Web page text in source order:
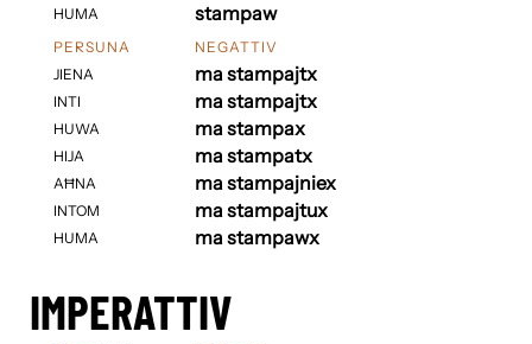
HUMA
stampaw
PERSUNA
JIENA
INTI
HUWA
HIJA
AĦNA
INTOM
HUMA
NEGATTIV
ma stampajtx
ma stampajtx
ma stampax
ma stampatx
ma stampajniex
ma stampajtux
ma stampawx
IMPERATTIV